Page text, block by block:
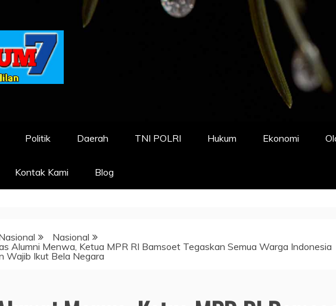
Politik Daerah TNI POLRI Hukum Ekonomi
Kontak Kami Blog
Nasional
Alumni Menwa, Ketua MPR RI Bamsoet Tegaskan Semua Warga Indonesia
Wajib Ikut Bela Negara